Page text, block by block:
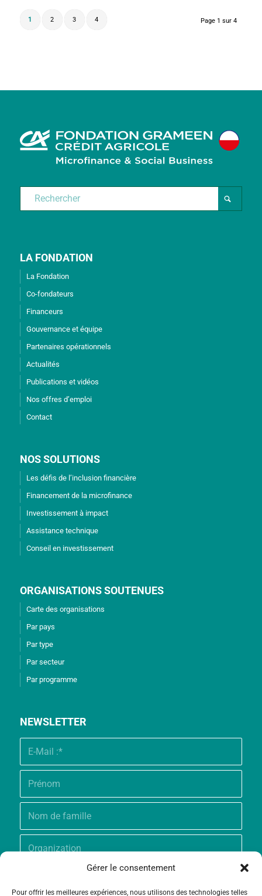
Gérer le consentement
Pour offrir les meilleures expériences, nous utilisons des technologies telles
Page 1 sur 4
1 2 3 4
LA FONDATION
La Fondation
Co-fondateurs
Financeurs
Gouvernance et équipe
Partenaires opérationnels
Actualités
Publications et vidéos
Nos offres d’emploi
Contact
NOS SOLUTIONS
Les défis de l’inclusion financière
Financement de la microfinance
Investissement à impact
Assistance technique
Conseil en investissement
ORGANISATIONS SOUTENUES
Carte des organisations
Par pays
Par type
Par secteur
Par programme
NEWSLETTER